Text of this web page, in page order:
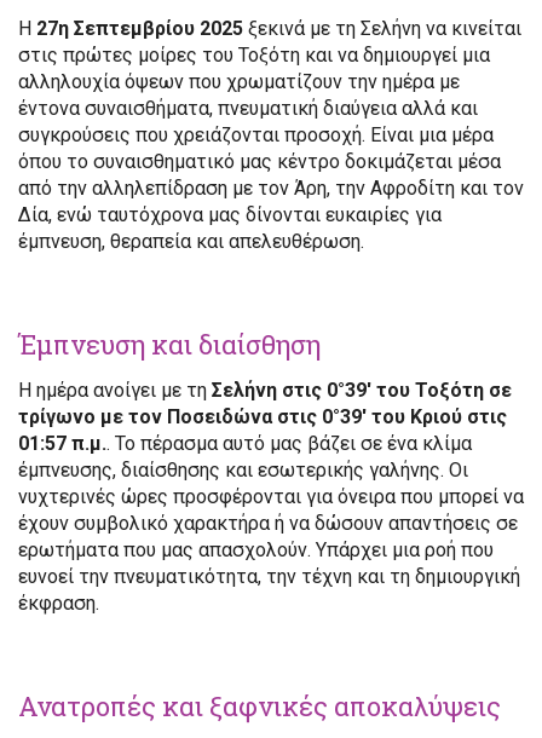
Η 27η Σεπτεμβρίου 2025 ξεκινά με τη Σελήνη να κινείται
στις πρώτες μοίρες του Τοξότη και να δημιουργεί μια
αλληλουχία όψεων που χρωματίζουν την ημέρα με
έντονα συναισθήματα, πνευματική διαύγεια αλλά και
συγκρούσεις που χρειάζονται προσοχή. Είναι μια μέρα
όπου το συναισθηματικό μας κέντρο δοκιμάζεται μέσα
από την αλληλεπίδραση με τον Άρη, την Αφροδίτη και τον
Δία, ενώ ταυτόχρονα μας δίνονται ευκαιρίες για
έμπνευση, θεραπεία και απελευθέρωση.
Έμπνευση και διαίσθηση
Η ημέρα ανοίγει με τη Σελήνη στις 0°39′ του Τοξότη σε
τρίγωνο με τον Ποσειδώνα στις 0°39′ του Κριού στις
01:57 π.μ.. Το πέρασμα αυτό μας βάζει σε ένα κλίμα
έμπνευσης, διαίσθησης και εσωτερικής γαλήνης. Οι
νυχτερινές ώρες προσφέρονται για όνειρα που μπορεί να
έχουν συμβολικό χαρακτήρα ή να δώσουν απαντήσεις σε
ερωτήματα που μας απασχολούν. Υπάρχει μια ροή που
ευνοεί την πνευματικότητα, την τέχνη και τη δημιουργική
έκφραση.
Ανατροπές και ξαφνικές αποκαλύψεις